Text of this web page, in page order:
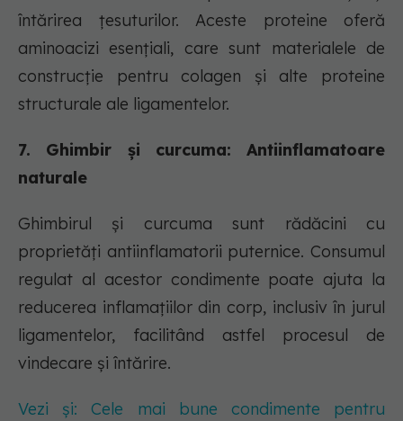
întărirea țesuturilor. Aceste proteine oferă
aminoacizi esențiali, care sunt materialele de
construcție pentru colagen și alte proteine
structurale ale ligamentelor.
7. Ghimbir și curcuma: Antiinflamatoare
naturale
Ghimbirul și curcuma sunt rădăcini cu
proprietăți antiinflamatorii puternice. Consumul
regulat al acestor condimente poate ajuta la
reducerea inflamațiilor din corp, inclusiv în jurul
ligamentelor, facilitând astfel procesul de
vindecare și întărire.
Vezi și: Cele mai bune condimente pentru